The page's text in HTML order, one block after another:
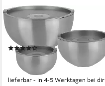
GSW
Thermoschüssel, Edelstahl,
(Set, 6-tlg), mit Deckel
(89)
31,47 € UVP 86,99 €
-64%
lieferbar - in 4-5 Werktagen bei dir